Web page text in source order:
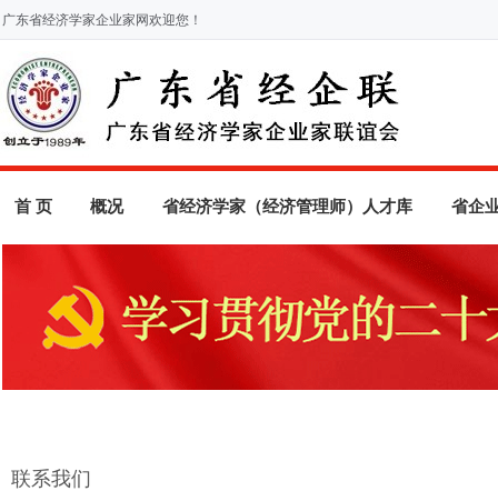
广东省经济学家企业家网欢迎您！
首 页 概况 省经济学家（经济管理师）人才库 省企
联系我们